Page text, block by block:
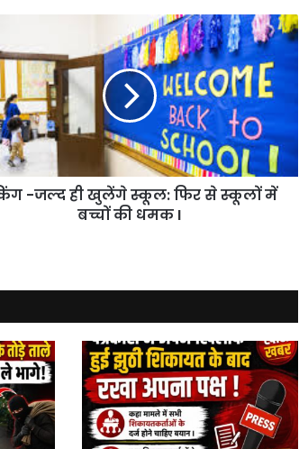
-जल्द ही खुलेंगे स्कूल: फिर से स्कूलों में
बच्चों की धमक I